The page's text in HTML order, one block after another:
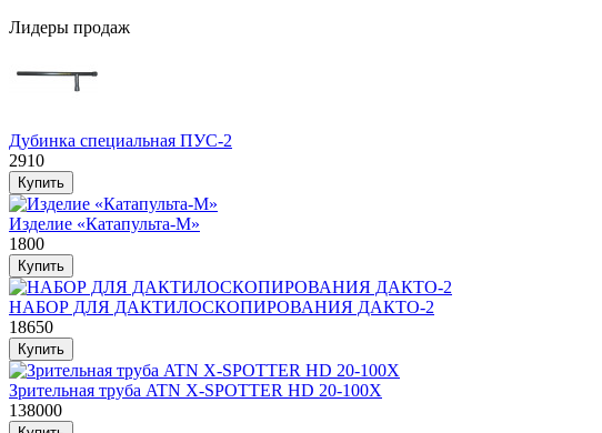
Лидеры продаж
Дубинка специальная ПУС-2
2910
Изделие «Катапульта-М»
1800
НАБОР ДЛЯ ДАКТИЛОСКОПИРОВАНИЯ ДАКТО-2
18650
Зрительная труба ATN X-SPOTTER HD 20-100X
138000